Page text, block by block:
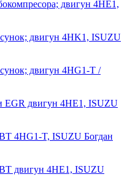
двигун 4НЕ1,
двигун 4HK1, ISUZU
двигун 4HG1-T /
EGR двигун 4НE1, ISUZU
4HG1-T, ISUZU Богдан
двигун 4НЕ1, ISUZU